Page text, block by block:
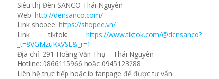
Siêu thị Đèn SANCO Thái Nguyên
Web: http://densanco.com/
Link shopee: https://shopee.vn/
Link tiktok: https://www.tiktok.com/@densanco?
_t=8VGMzuKxVSL&_r=1
Địa chỉ: 291 Hoàng Văn Thụ – Thái Nguyên
Hotline: 0866115966 hoặc 0945123288
Liên hệ trực tiếp hoặc ib fanpage để được tư vấn